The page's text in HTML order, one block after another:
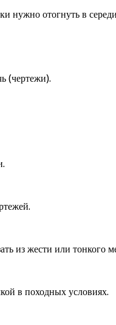
нужно отогнуть в
(чертежи).
из жести или тонкого
в походных условиях.